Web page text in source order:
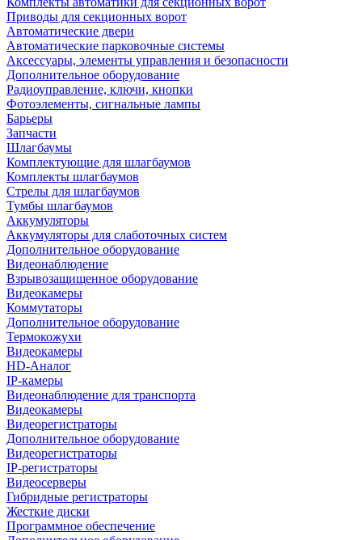
Приводы для секционных ворот
Автоматические двери
Автоматические парковочные системы
Аксессуары, элементы управления и безопасности
Дополнительное оборудование
Радиоуправление, ключи, кнопки
Фотоэлементы, сигнальные лампы
Барьеры
Запчасти
Шлагбаумы
Комплектующие для шлагбаумов
Комплекты шлагбаумов
Стрелы для шлагбаумов
Тумбы шлагбаумов
Аккумуляторы
Аккумуляторы для слаботочных систем
Дополнительное оборудование
Видеонаблюдение
Взрывозащищенное оборудование
Видеокамеры
Коммутаторы
Дополнительное оборудование
Термокожухи
Видеокамеры
HD-Аналог
IP-камеры
Видеонаблюдение для транспорта
Видеокамеры
Видеорегистраторы
Дополнительное оборудование
Видеорегистраторы
IP-регистраторы
Видеосерверы
Гибридные регистраторы
Жесткие диски
Программное обеспечение